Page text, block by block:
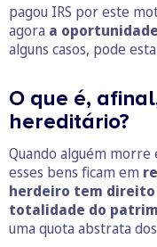
pagou IRS por este
agora a
alguns casos, pode
O que é,
hereditário?
Quando alguém morre
esses bens ficam em
herdeiro tem direito
totalidade do
uma quota abstrata